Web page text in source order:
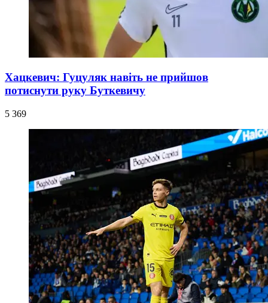
Хацкевич: Гуцуляк навіть не прийшов
потиснути руку Буткевичу
5 369